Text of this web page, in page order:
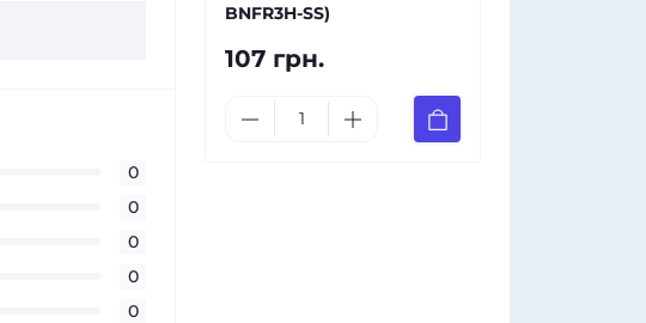
0
0
0
0
0
BNFR3H-SS)
107 грн.